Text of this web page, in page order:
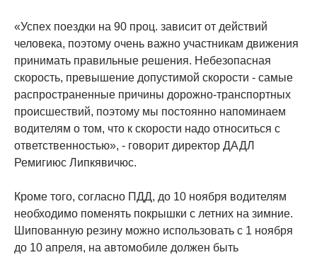
«Успех поездки на 90 проц. зависит от действий
человека, поэтому очень важно участникам движения
принимать правильные решения. Небезопасная
скорость, превышение допустимой скорости - самые
распространенные причины дорожно-транспортных
происшествий, поэтому мы постоянно напоминаем
водителям о том, что к скорости надо относиться с
ответственностью», - говорит директор ДАДЛ
Ремигиюс Липкявичюс.
Кроме того, согласно ПДД, до 10 ноября водителям
необходимо поменять покрышки с летних на зимние.
Шипованную резину можно использовать с 1 ноября
до 10 апреля, на автомобиле должен быть